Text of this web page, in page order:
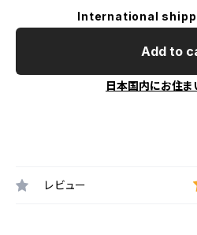
International
Add to
日本国内にお住ま
レビュー